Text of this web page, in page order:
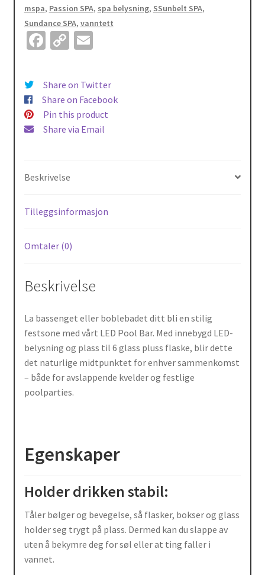
flytebaren
til
spabad
og
antall
mspa, Passion SPA, spa belysning, SSunbelt SPA,
Sundance SPA, vanntett
Fa
b
o
o
k
C
p
y
Li
n
ai
l
Share on Twitter
Share on Facebook
Pin this product
Share via Email
Beskrivelse
Tilleggsinformasjon
Omtaler (0)
Beskrivelse
La bassenget eller boblebadet ditt bli en stilig
festsone med vårt LED Pool Bar. Med innebygd LED-
belysning og plass til 6 glass pluss flaske, blir dette
det naturlige midtpunktet for enhver sammenkomst
– både for avslappende kvelder og festlige
poolparties.
Egenskaper
Holder drikken stabil:
Tåler bølger og bevegelse, så flasker, bokser og glass
holder seg trygt på plass. Dermed kan du slappe av
uten å bekymre deg for søl eller at ting faller i
vannet.